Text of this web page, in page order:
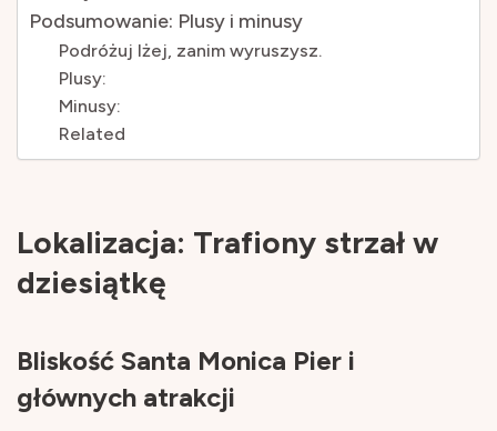
Podsumowanie: Plusy i minusy
Podróżuj lżej, zanim wyruszysz.
Plusy:
Minusy:
Related
Lokalizacja: Trafiony strzał w
dziesiątkę
Bliskość Santa Monica Pier i
głównych atrakcji